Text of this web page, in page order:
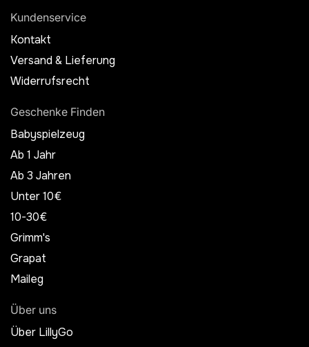
Kundenservice
Kontakt
Versand & Lieferung
Widerrufsrecht
Geschenke Finden
Babyspielzeug
Ab 1 Jahr
Ab 3 Jahren
Unter 10€
10-30€
Grimm's
Grapat
Maileg
Über uns
Über LillyGo